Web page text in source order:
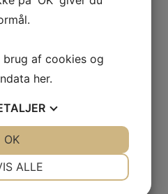
af cookies og
her.
ALLE
OK